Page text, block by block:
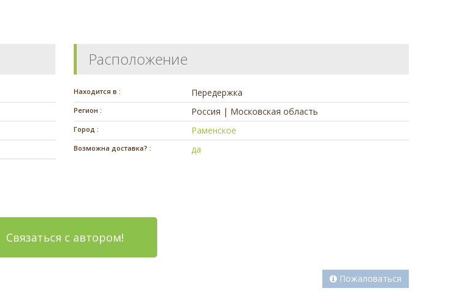
Расположение
Находится в : Передержка
Регион : Россия | Московская область
Город : Раменское
Возможна доставка? : да
Связаться с автором!
Пожаловаться